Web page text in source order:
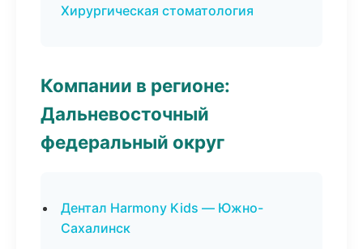
Хирургическая стоматология
Компании в регионе:
Дальневосточный
федеральный округ
Дентал Harmony Kids — Южно-
Сахалинск